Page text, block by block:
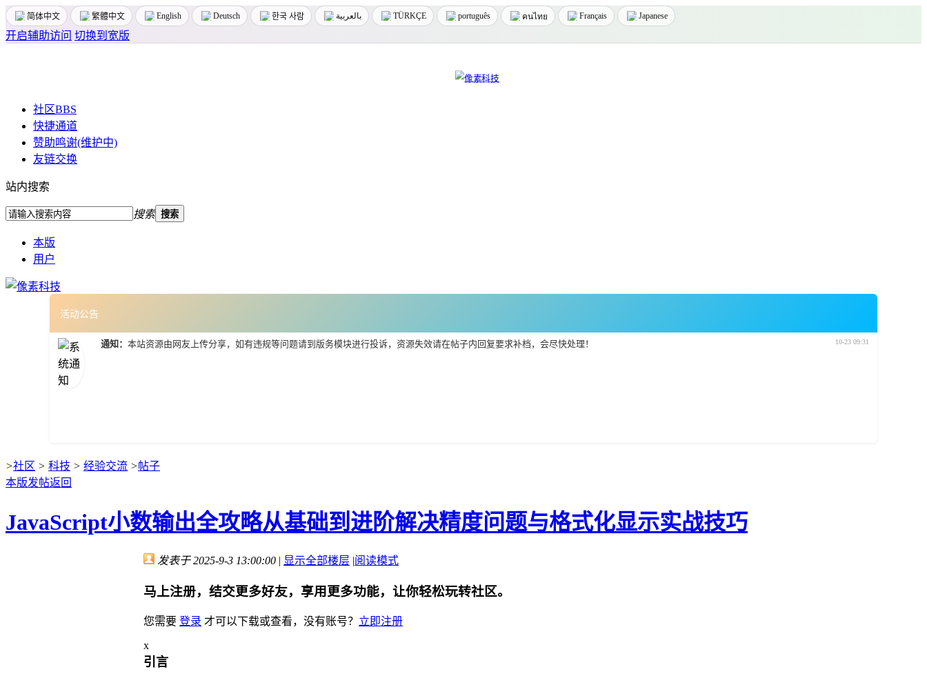
简体中文 繁體中文 English Deutsch 한국 사람 بالعربية TÜRKÇE português คนไทย Français Japanese
开启辅助访问 切换到宽版
社区BBS
快捷通道
赞助鸣谢(维护中)
友链交换
站内搜索
搜索 搜索
本版
用户
活动公告
通知： 本站资源由网友上传分享，如有违规等问题请到版务模块进行投诉，资源失效请在帖子内回复要求补档，会尽快处理！ 10-23 09:31
>社区 > 科技 > 经验交流 >帖子
本版发帖返回
JavaScript小数输出全攻略从基础到进阶解决精度问题与格式化显示实战技巧
发表于 2025-9-3 13:00:00 | 显示全部楼层 |阅读模式
马上注册，结交更多好友，享用更多功能，让你轻松玩转社区。
您需要 登录 才可以下载或查看，没有账号？ 立即注册
x
引言